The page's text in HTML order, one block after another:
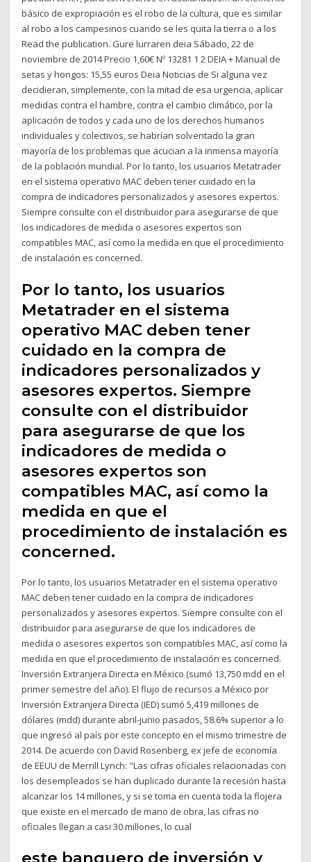
básico de expropiación es el robo de la cultura, que es similar
al robo a los campesinos cuando se les quita la tierra o a los
Read the publication. Gure lurraren deia Sábado, 22 de
noviembre de 2014 Precio 1,60€ Nº 13281 1 2 DEIA + Manual de
setas y hongos: 15,55 euros Deia Noticias de Si alguna vez
decidieran, simplemente, con la mitad de esa urgencia, aplicar
medidas contra el hambre, contra el cambio climático, por la
aplicación de todos y cada uno de los derechos humanos
individuales y colectivos, se habrían solventado la gran
mayoría de los problemas que acucian a la inmensa mayoría
de la población mundial. Por lo tanto, los usuarios Metatrader
en el sistema operativo MAC deben tener cuidado en la
compra de indicadores personalizados y asesores expertos.
Siempre consulte con el distribuidor para asegurarse de que
los indicadores de medida o asesores expertos son
compatibles MAC, así como la medida en que el procedimiento
de instalación es concerned.
Por lo tanto, los usuarios
Metatrader en el sistema
operativo MAC deben tener
cuidado en la compra de
indicadores personalizados y
asesores expertos. Siempre
consulte con el distribuidor
para asegurarse de que los
indicadores de medida o
asesores expertos son
compatibles MAC, así como la
medida en que el
procedimiento de instalación es
concerned.
Por lo tanto, los usuarios Metatrader en el sistema operativo
MAC deben tener cuidado en la compra de indicadores
personalizados y asesores expertos. Siempre consulte con el
distribuidor para asegurarse de que los indicadores de
medida o asesores expertos son compatibles MAC, así como la
medida en que el procedimiento de instalación es concerned.
Inversión Extranjera Directa en México (sumó 13,750 mdd en el
primer semestre del año). El flujo de recursos a México por
Inversión Extranjera Directa (IED) sumó 5,419 millones de
dólares (mdd) durante abril-junio pasados, 58.6% superior a lo
que ingresó al país por este concepto en el mismo trimestre de
2014. De acuerdo con David Rosenberg, ex jefe de economía
de EEUU de Merrill Lynch: "Las cifras oficiales relacionadas con
los desempleados se han duplicado durante la recesión hasta
alcanzar los 14 millones, y si se toma en cuenta toda la flojera
que existe en el mercado de mano de obra, las cifras no
oficiales llegan a casi 30 millones, lo cual
este banquero de inversión y